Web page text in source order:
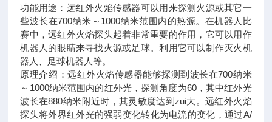
功能用途：远红外火焰传感器可以用来探测火源或其它一
些波长在700纳米～1000纳米范围内的热源。在机器人比
赛中，远红外火焰探头起着非常重要的作用，它可以用作
机器人的眼睛来寻找火源或足球。利用它可以制作灭火机
器人、足球机器人等。
原理介绍：远红外火焰传感器能够探测到波长在700纳米
～1000纳米范围内的红外光，探测角度为60，其中红外光
波长在880纳米附近时，其灵敏度达到zui大。远红外火焰
探头将外界红外光的强弱变化转化为电流的变化，通过A/